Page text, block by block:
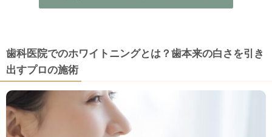
歯科医院でのホワイトニングとは？歯本来の白さを引き
出すプロの施術